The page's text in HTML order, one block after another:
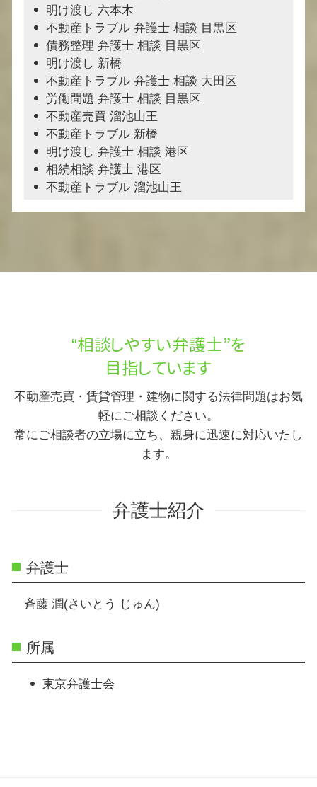
明け渡し 六本木
不動産トラブル 弁護士 相談 目黒区
債務整理 弁護士 相談 目黒区
明け渡し 新橋
不動産トラブル 弁護士 相談 大田区
労働問題 弁護士 相談 目黒区
不動産売買 溜池山王
不動産トラブル 新橋
明け渡し 弁護士 相談 港区
相続相談 弁護士 港区
不動産トラブル 溜池山王
“相談しやすい弁護士”を
目指しています
不動産売買・賃貸管理・建物に関する法律問題はお気
軽にご相談ください。
常にご相談者の立場に立ち、親身に迅速に対応いたし
ます。
弁護士紹介
弁護士
斉藤 潤(さいとう じゅん)
所属
東京弁護士会